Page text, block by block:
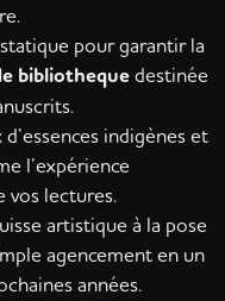
pour garantir la
bibliothequedestinée
indigènes et
l’expérience
vos lectures.
artistique à la pose
agencement en un
années.